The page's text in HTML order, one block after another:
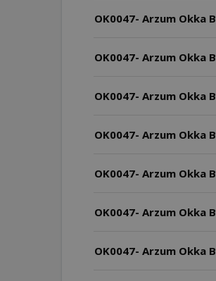
OK0047- Arzum Okka
OK0047- Arzum Okka
OK0047- Arzum Okka
OK0047- Arzum Okka
OK0047- Arzum Okka
OK0047- Arzum Okka
OK0047- Arzum Okka